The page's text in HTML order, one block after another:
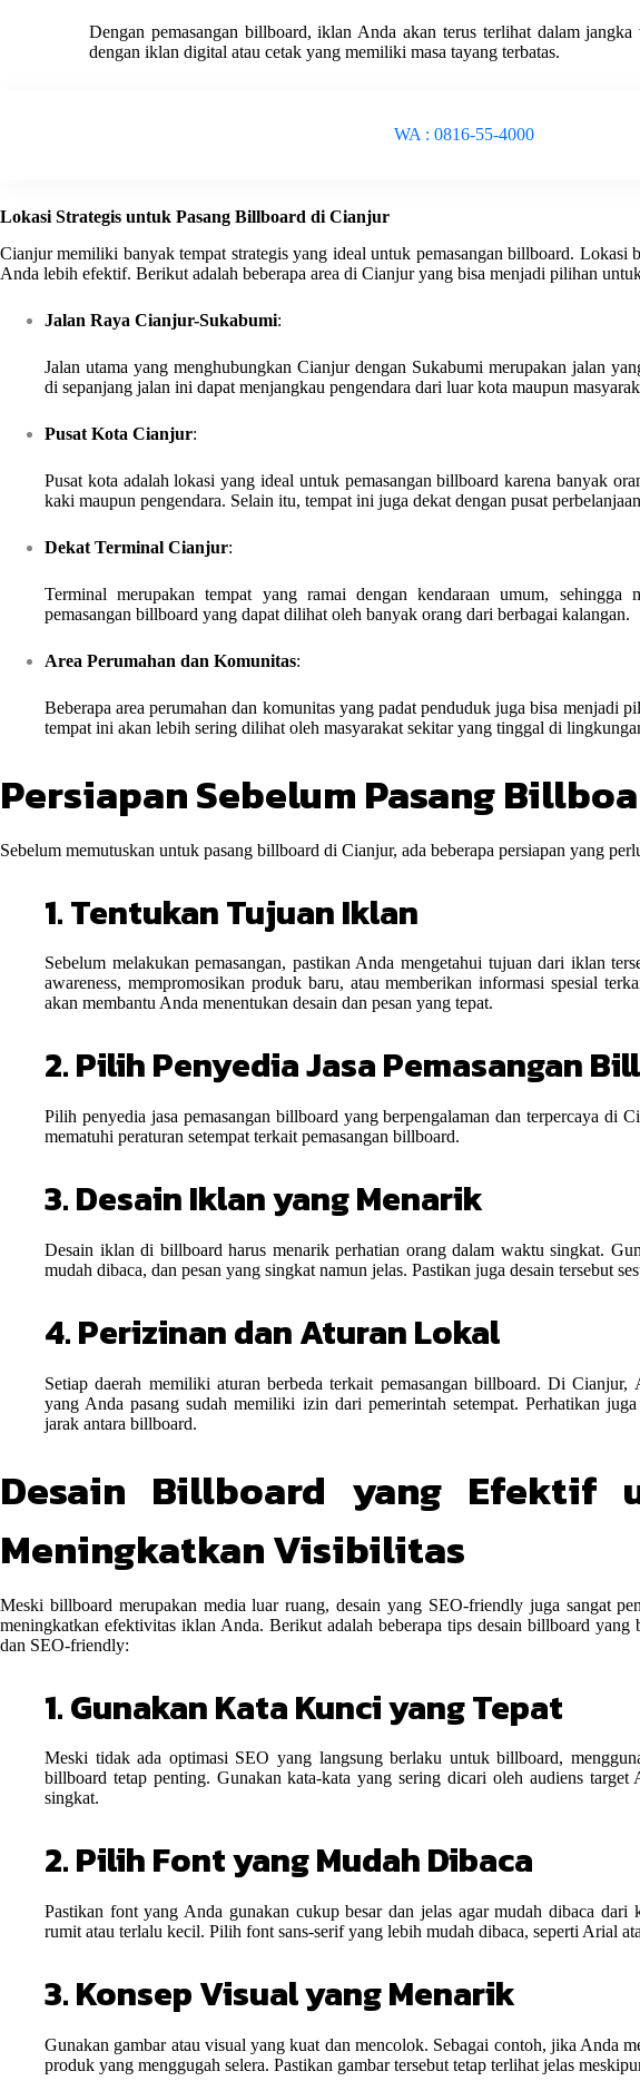
Dengan pemasangan billboard, iklan Anda akan terus terlihat dalam
dengan iklan digital atau cetak yang memiliki masa tayang terbatas.
WA : 0816-55-4000
Lokasi Strategis untuk Pasang Billboard di Cianjur
Cianjur memiliki banyak tempat strategis yang ideal untuk pemasangan billboard. Lokasi
Anda lebih efektif. Berikut adalah beberapa area di Cianjur yang bisa menjadi pilihan
Jalan Raya Cianjur-Sukabumi:
Jalan utama yang menghubungkan Cianjur dengan Sukabumi merupakan jalan
di sepanjang jalan ini dapat menjangkau pengendara dari luar kota maupun
Pusat Kota Cianjur:
Pusat kota adalah lokasi yang ideal untuk pemasangan billboard karena banyak
kaki maupun pengendara. Selain itu, tempat ini juga dekat dengan pusat
Dekat Terminal Cianjur:
Terminal merupakan tempat yang ramai dengan kendaraan umum,
pemasangan billboard yang dapat dilihat oleh banyak orang dari berbagai kalangan.
Area Perumahan dan Komunitas:
Beberapa area perumahan dan komunitas yang padat penduduk juga bisa menjadi
tempat ini akan lebih sering dilihat oleh masyarakat sekitar yang tinggal di
Persiapan Sebelum Pasang
Sebelum memutuskan untuk pasang billboard di Cianjur, ada beberapa persiapan yang
1. Tentukan Tujuan Iklan
Sebelum melakukan pemasangan, pastikan Anda mengetahui tujuan dari iklan
awareness, mempromosikan produk baru, atau memberikan informasi spesial
akan membantu Anda menentukan desain dan pesan yang tepat.
2. Pilih Penyedia Jasa Pemasangan
Pilih penyedia jasa pemasangan billboard yang berpengalaman dan terpercaya di
mematuhi peraturan setempat terkait pemasangan billboard.
3. Desain Iklan yang Menarik
Desain iklan di billboard harus menarik perhatian orang dalam waktu singkat.
mudah dibaca, dan pesan yang singkat namun jelas. Pastikan juga desain tersebut
4. Perizinan dan Aturan Lokal
Setiap daerah memiliki aturan berbeda terkait pemasangan billboard. Di
yang Anda pasang sudah memiliki izin dari pemerintah setempat. Perhatikan
jarak antara billboard.
Desain Billboard yang Efektif
Meningkatkan Visibilitas
Meski billboard merupakan media luar ruang, desain yang SEO-friendly juga sangat
meningkatkan efektivitas iklan Anda. Berikut adalah beberapa tips desain billboard
dan SEO-friendly:
1. Gunakan Kata Kunci yang Tepat
Meski tidak ada optimasi SEO yang langsung berlaku untuk billboard,
billboard tetap penting. Gunakan kata-kata yang sering dicari oleh audiens
singkat.
2. Pilih Font yang Mudah Dibaca
Pastikan font yang Anda gunakan cukup besar dan jelas agar mudah dibaca dari
rumit atau terlalu kecil. Pilih font sans-serif yang lebih mudah dibaca, seperti Arial
3. Konsep Visual yang Menarik
Gunakan gambar atau visual yang kuat dan mencolok. Sebagai contoh, jika Anda
produk yang menggugah selera. Pastikan gambar tersebut tetap terlihat jelas